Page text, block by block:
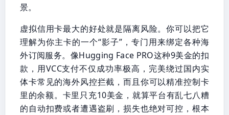
景。
虚拟信用卡最大的好处就是隔离风险。你可以把它
理解为你主卡的一个“影子”，专门用来绑定各种海
外订阅服务。像Hugging Face PRO这种9美金的扣
款，用VCC支付不仅成功率极高，完美绕过国内实
体卡常见的海外风控拦截，而且你可以精准控制卡
里的余额。卡里只充10美金，就算平台有乱七八糟
的自动扣费或者遭遇盗刷，损失也绝对可控，根本